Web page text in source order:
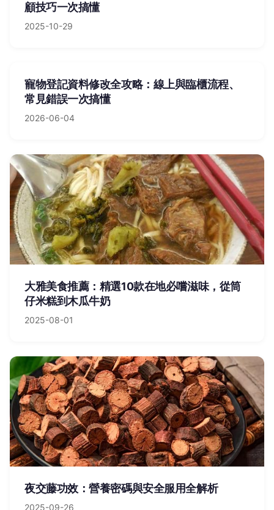
顧技巧一次搞懂
2025-10-29
寵物登記資料修改全攻略：線上與臨櫃流程、
常見錯誤一次搞懂
2026-06-04
大雅美食推薦：精選10款在地必嚐滋味，從筒
仔米糕到木瓜牛奶
2025-08-01
夜交藤功效：營養密碼與安全服用全解析
2025-09-26